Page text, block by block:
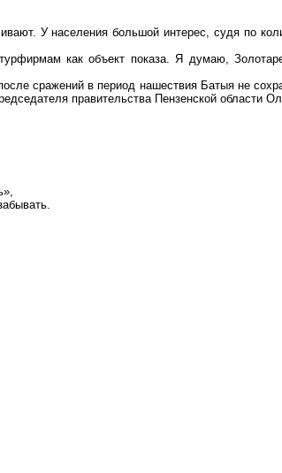
У населения большой интерес, судя по
как объект показа. Я думаю,
сражений в период нашествия Батыя не
правительства Пензенской области